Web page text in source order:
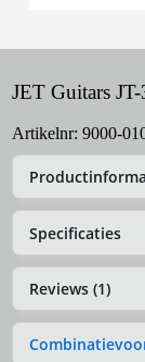
JET Guitars
Artikelnr: 9000-
Specificaties
Reviews (1)